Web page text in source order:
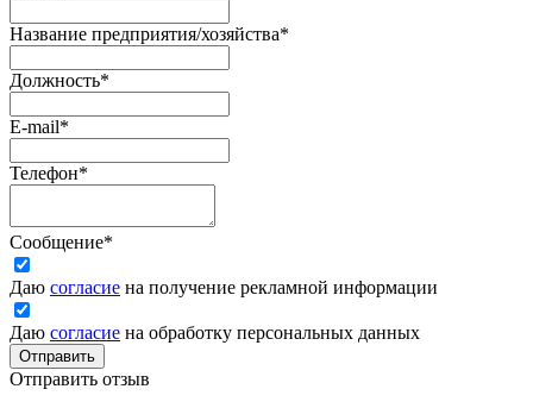
Название предприятия/хозяйства*
Должность*
E-mail*
Телефон*
Сообщение*
Даю согласие на получение рекламной информации
Даю согласие на обработку персональных данных
Отправить
Отправить отзыв